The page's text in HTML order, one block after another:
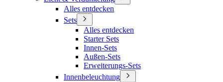
Alles entdecken
Sets
Alles entdecken
Starter Sets
Innen-Sets
Außen-Sets
Erweiterungs-Sets
Innenbeleuchtung